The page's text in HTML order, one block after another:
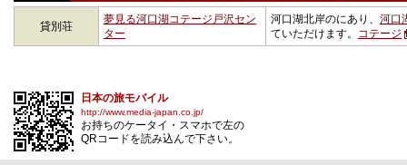
貸別荘
夢見る河口湖コテージ戸沢セン
ター
河口湖北岸のにあり、 河口
ていただけます。 コテージ
日本の旅モバイル
http://www.media-japan.co.jp/
お持ちのケータイ・スマホで左の
QRコードを読み込んで下さい。